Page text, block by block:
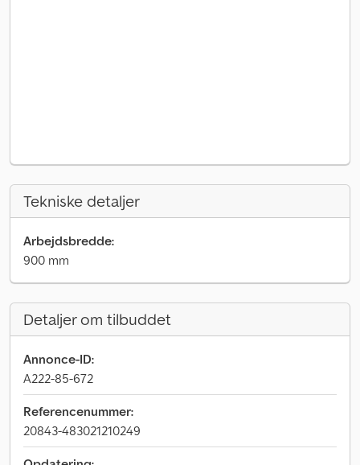
Tekniske detaljer
Arbejdsbredde:
900 mm
Detaljer om tilbuddet
Annonce-ID:
A222-85-672
Referencenummer:
20843-483021210249